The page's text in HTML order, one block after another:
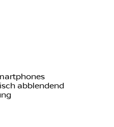
abblendend